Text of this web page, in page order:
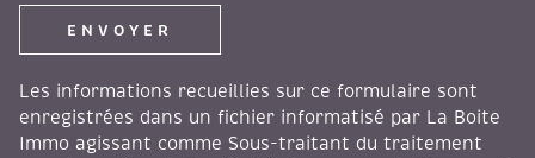
ENVOYER
Les informations recueillies sur ce formulaire sont
enregistrées dans un fichier informatisé par La Boite
Immo agissant comme Sous-traitant du traitement